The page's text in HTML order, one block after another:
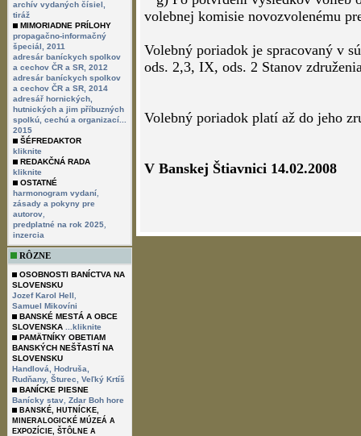
archív vydaných čísiel,
tiráž
MIMORIADNE PRÍLOHY
propagačno-informačný
špeciál, 2011
adresár baníckych spolkov
a cechov ČR a SR, 2012
adresár baníckych spolkov
a cechov ČR a SR, 2014
adresář hornických,
hutnických a jim příbuzných
spolkú, cechú a organizací...
2015
ŠÉFREDAKTOR
kliknite
REDAKČNÁ RADA
kliknite
OSTATNÉ
harmonogram vydaní
zásady a pokyny pre
autorov
predplatné na rok 2025
inzercia
RÔZNE
OSOBNOSTI BANÍCTVA NA
SLOVENSKU
Jozef Karol Hell
Samuel Mikovíni
BANSKÉ MESTÁ A OBCE
SLOVENSKA
...kliknite
PAMÄTNÍKY OBETIAM
BANSKÝCH NEŠŤASTÍ NA
SLOVENSKU
Handlová,
Hodruša,
Rudňany, Šturec,
Veľký Krtíš
BANÍCKE PIESNE
Banícky stav Zdar Boh hore
BANSKÉ, HUTNÍCKE,
MINERALOGICKÉ MÚZEÁ A
EXPOZÍCIE, ŠTÔLNE A
predsedov. Komisie sú trojčlenné.
e) Kandidát je zvolený ak
1. získa v prvom kole min.
f) Prípadné protesty proti priebehu
volebnej komisie novozvolenému